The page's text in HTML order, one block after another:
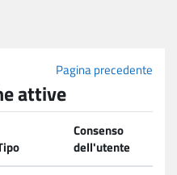
Pagina precedente
attive
Consenso
dell'utente